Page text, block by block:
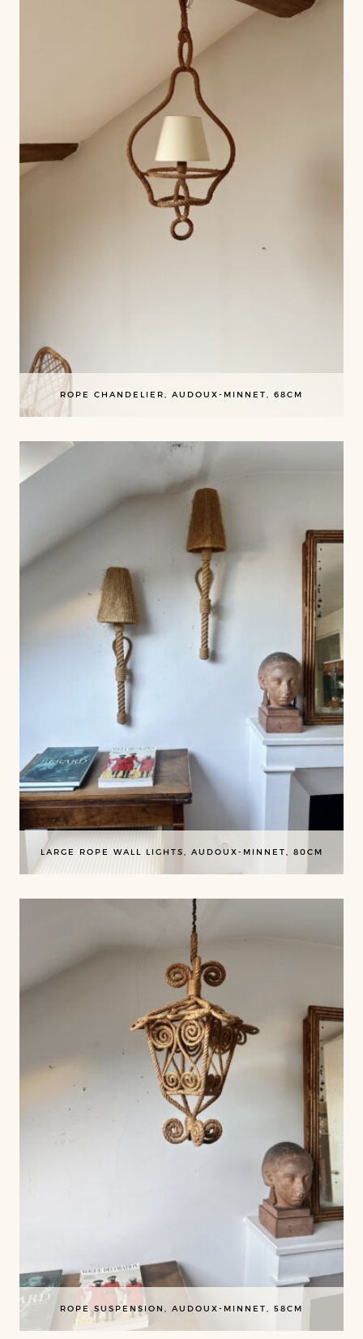
ROPE CHANDELIER, AUDOUX-MINNET, 68CM
LARGE ROPE WALL LIGHTS, AUDOUX-MINNET, 80CM
ROPE SUSPENSION, AUDOUX-MINNET, 58CM